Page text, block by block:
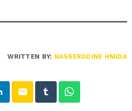
WRITTEN BY: NASSERDDINE HMIDA
email